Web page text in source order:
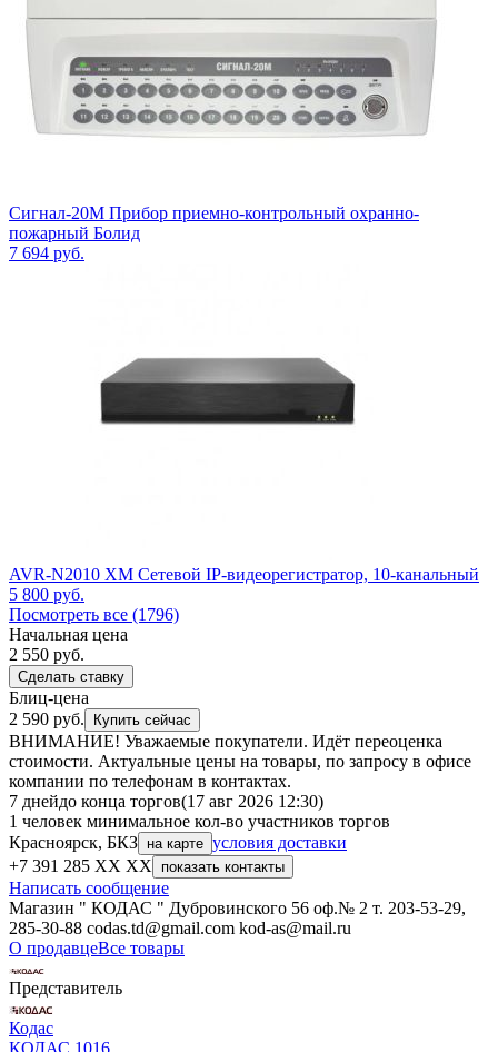
Сигнал-20М Прибор приемно-контрольный охранно-
пожарный Болид
7 694 руб.
AVR-N2010 XM Сетевой IP-видеорегистратор, 10-канальный
5 800 руб.
Посмотреть все (1796)
Начальная цена
2 550 руб.
Сделать ставку
Блиц-цена
2 590 руб.
Купить сейчас
ВНИМАНИЕ! Уважаемые покупатели. Идёт переоценка
стоимости. Актуальные цены на товары, по запросу в офисе
компании по телефонам в контактах.
7 днейдо конца торгов(17 авг 2026 12:30)
1 человек минимальное кол-во участников торгов
Красноярск, БКЗ на карте условия доставки
+7 391 285 XX XX
показать контакты
Написать сообщение
Магазин " КОДАС " Дубровинского 56 оф.№ 2 т. 203-53-29,
285-30-88 codas.td@gmail.com kod-as@mail.ru
О продавцеВсе товары
Представитель
Кодас